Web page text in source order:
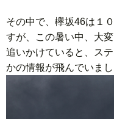
その中で、欅坂46は１
すが、この暑い中、大
追いかけていると、ス
かの情報が飛んでいまし